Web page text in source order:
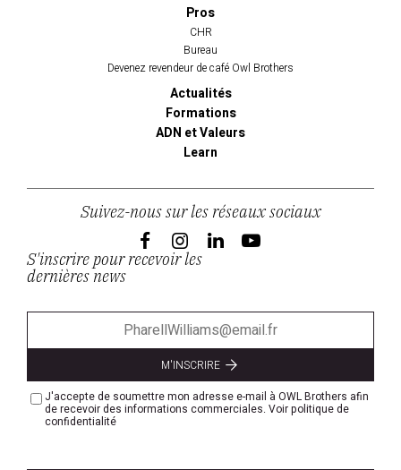
Pros
CHR
Bureau
Devenez revendeur de café Owl Brothers
Actualités
Formations
ADN et Valeurs
Learn
Suivez-nous sur les réseaux sociaux
S'inscrire pour recevoir les
dernières news
M'INSCRIRE
J'accepte de soumettre mon adresse e-mail à OWL Brothers afin
de recevoir des informations commerciales. Voir politique de
confidentialité